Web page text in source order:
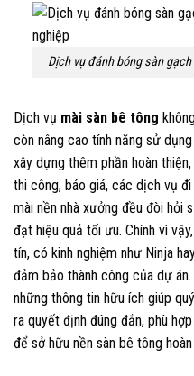
Dịch vụ đánh bóng sàn
Dịch vụ mài sàn bê tông
còn nâng cao tính năng sử
xây dựng thêm phần hoàn
thi công, báo giá, các dịch vụ
mài nền nhà xưởng đều đòi hỏi
đạt hiệu quả tối ưu. Chính vì
tín, có kinh nghiệm như Ninja
đảm bảo thành công của dự
những thông tin hữu ích giúp
ra quyết định đúng đắn, phù
để sở hữu nền sàn bê tông